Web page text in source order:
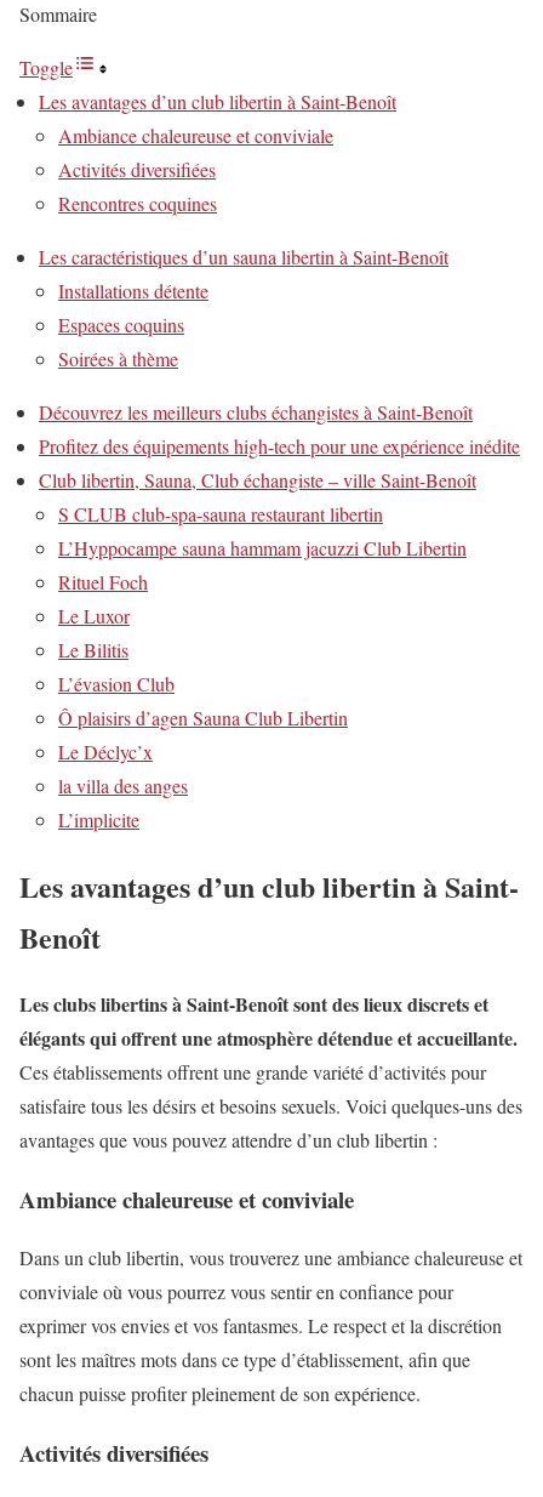
Sommaire
Toggle
Les avantages d’un club libertin à Saint-Benoît
Ambiance chaleureuse et conviviale
Activités diversifiées
Rencontres coquines
Les caractéristiques d’un sauna libertin à Saint-Benoît
Installations détente
Espaces coquins
Soirées à thème
Découvrez les meilleurs clubs échangistes à Saint-Benoît
Profitez des équipements high-tech pour une expérience inédite
Club libertin, Sauna, Club échangiste – ville Saint-Benoît
S CLUB club-spa-sauna restaurant libertin
L’Hyppocampe sauna hammam jacuzzi Club Libertin
Rituel Foch
Le Luxor
Le Bilitis
L’évasion Club
Ô plaisirs d’agen Sauna Club Libertin
Le Déclyc’x
la villa des anges
L’implicite
Les avantages d’un club libertin à Saint-
Benoît
Les clubs libertins à Saint-Benoît sont des lieux discrets et
élégants qui offrent une atmosphère détendue et accueillante.
Ces établissements offrent une grande variété d’activités pour
satisfaire tous les désirs et besoins sexuels. Voici quelques-uns des
avantages que vous pouvez attendre d’un club libertin :
Ambiance chaleureuse et conviviale
Dans un club libertin, vous trouverez une ambiance chaleureuse et
conviviale où vous pourrez vous sentir en confiance pour
exprimer vos envies et vos fantasmes. Le respect et la discrétion
sont les maîtres mots dans ce type d’établissement, afin que
chacun puisse profiter pleinement de son expérience.
Activités diversifiées